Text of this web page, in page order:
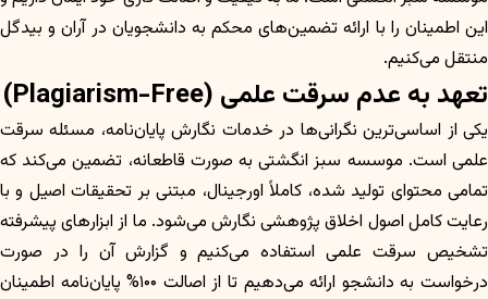
این اطمینان را با ارائه تضمین‌های محکم به دانشجویان در آران و بیدگل
منتقل می‌کنیم.
تعهد به عدم سرقت علمی (Plagiarism-Free)
یکی از اساسی‌ترین نگرانی‌ها در خدمات نگارش پایان‌نامه، مسئله سرقت
علمی است. موسسه سبز انگشتی به صورت قاطعانه، تضمین می‌کند که
تمامی محتوای تولید شده، کاملاً اورجینال، مبتنی بر تحقیقات اصیل و با
رعایت کامل اصول اخلاق پژوهشی نگارش می‌شود. ما از ابزارهای پیشرفته
تشخیص سرقت علمی استفاده می‌کنیم و گزارش آن را در صورت
درخواست به دانشجو ارائه می‌دهیم تا از اصالت ۱۰۰% پایان‌نامه اطمینان